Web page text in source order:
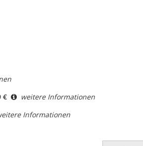
€
weitere Informationen
Informationen